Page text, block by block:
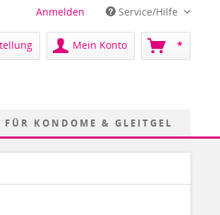
Anmelden Service/Hilfe
Mein Konto *
FÜR KONDOME & GLEITGEL